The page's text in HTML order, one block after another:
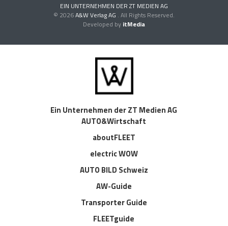
EIN UNTERNEHMEN DER ZT MEDIEN AG
© 2026A&W Verlag AG . All Rights Reserved.
Developed by itMedia
Ein Unternehmen der ZT Medien AG
AUTO&Wirtschaft
aboutFLEET
electric WOW
AUTO BILD Schweiz
AW-Guide
Transporter Guide
FLEETguide